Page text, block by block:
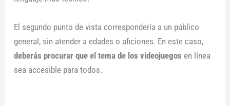
El segundo punto de vista correspondería a un público
general, sin atender a edades o aficiones. En este caso,
deberás procurar que el tema de los videojuegos en línea
sea accesible para todos.